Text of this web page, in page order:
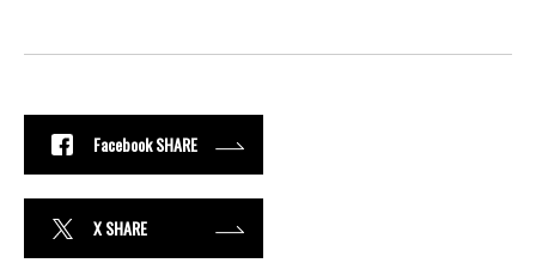
Facebook SHARE
X SHARE